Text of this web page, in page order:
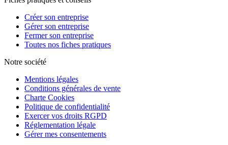
Créer son entreprise
Gérer son entreprise
Fermer son entreprise
Toutes nos fiches pratiques
Notre société
Mentions légales
Conditions générales de vente
Charte Cookies
Politique de confidentialité
Exercer vos droits RGPD
Réglementation légale
Gérer mes consentements